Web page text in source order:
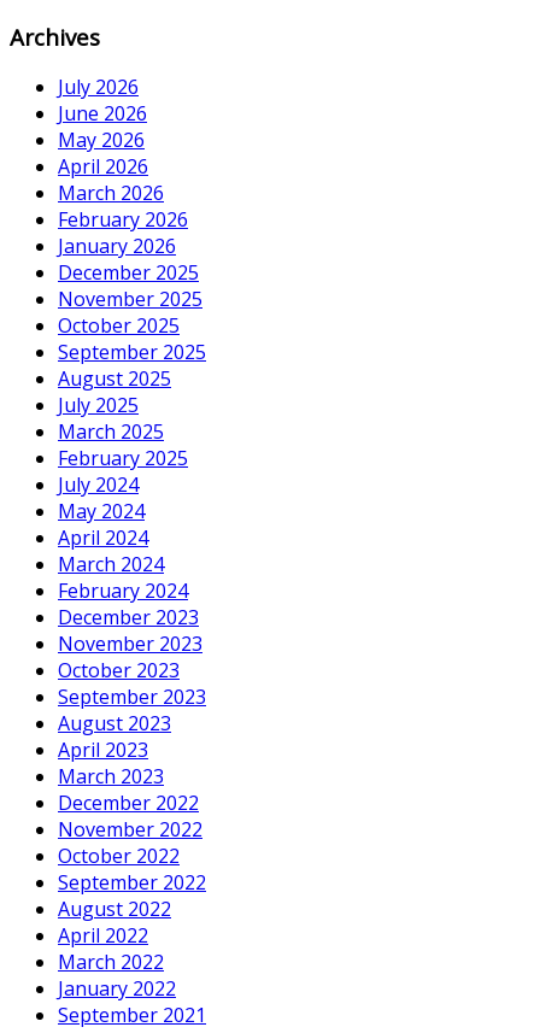
Archives
July 2026
June 2026
May 2026
April 2026
March 2026
February 2026
January 2026
December 2025
November 2025
October 2025
September 2025
August 2025
July 2025
March 2025
February 2025
July 2024
May 2024
April 2024
March 2024
February 2024
December 2023
November 2023
October 2023
September 2023
August 2023
April 2023
March 2023
December 2022
November 2022
October 2022
September 2022
August 2022
April 2022
March 2022
January 2022
September 2021